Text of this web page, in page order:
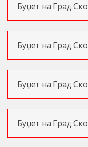
Буџет на Град
Буџет на Град
Буџет на Град
Буџет на Град